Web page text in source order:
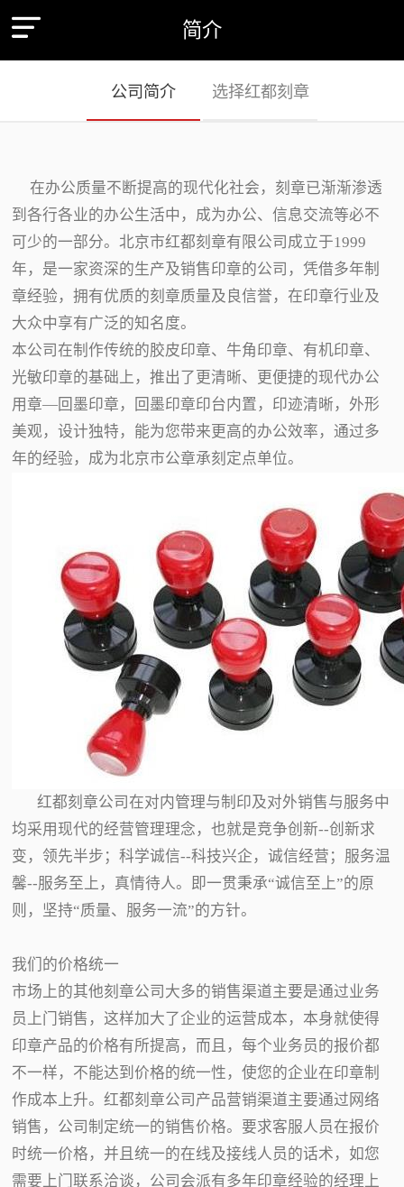
简介
公司简介 选择红都刻章
在办公质量不断提高的现代化社会，刻章已渐渐渗透
到各行各业的办公生活中，成为办公、信息交流等必不
可少的一部分。北京市红都刻章有限公司成立于1999
年，是一家资深的生产及销售印章的公司，凭借多年制
章经验，拥有优质的刻章质量及良信誉，在印章行业及
大众中享有广泛的知名度。
本公司在制作传统的胶皮印章、牛角印章、有机印章、
光敏印章的基础上，推出了更清晰、更便捷的现代办公
用章—回墨印章，回墨印章印台内置，印迹清晰，外形
美观，设计独特，能为您带来更高的办公效率，通过多
年的经验，成为北京市公章承刻定点单位。
红都刻章公司在对内管理与制印及对外销售与服务中
均采用现代的经营管理理念，也就是竞争创新--创新求
变，领先半步；科学诚信--科技兴企，诚信经营；服务温
馨--服务至上，真情待人。即一贯秉承“诚信至上”的原
则，坚持“质量、服务一流”的方针。
我们的价格统一
市场上的其他刻章公司大多的销售渠道主要是通过业务
员上门销售，这样加大了企业的运营成本，本身就使得
印章产品的价格有所提高，而且，每个业务员的报价都
不一样，不能达到价格的统一性，使您的企业在印章制
作成本上升。红都刻章公司产品营销渠道主要通过网络
销售，公司制定统一的销售价格。要求客服人员在报价
时统一价格，并且统一的在线及接线人员的话术，如您
需要上门联系洽谈，公司会派有多年印章经验的经理上